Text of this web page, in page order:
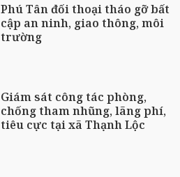
Phú Tân đối thoại tháo gỡ bất
cập an ninh, giao thông, môi
trường
Giám sát công tác phòng,
chống tham nhũng, lãng phí,
tiêu cực tại xã Thạnh Lộc